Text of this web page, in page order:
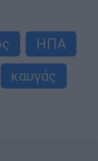
ΗΠΑ
καυγάς